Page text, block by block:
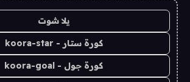
يلا شوت
كورة ستار - koora-star
كورة جول - koora-goal